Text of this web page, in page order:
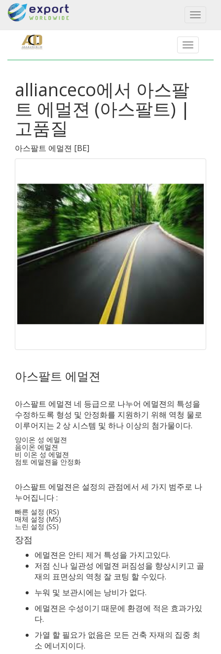
Toggle
allianceco에서 아스팔
트 에멀젼 (아스팔트) |
고품질
아스팔트 에멀젼 [BE]
아스팔트 에멀젼
아스팔트 에멀젼 네 등급으로 나누어 에멀젼의 특성을
수정하도록 형성 및 안정화를 지원하기 위해 역청 물로
이루어지는 2 상 시스템 및 하나 이상의 첨가물이다.
양이온 성 에멀젼
음이온 에멀젼
비 이온 성 에멀젼
점토 에멀젼을 안정화
아스팔트 에멀젼은 설정의 관점에서 세 가지 범주로 나
누어집니다 :
빠른 설정 (RS)
매체 설정 (MS)
느린 설정 (SS)
장점
에멀젼은 안티 제거 특성을 가지고있다.
저점 신나 일관성 에멀젼 퍼짐성을 향상시키고 골
재의 표면상의 역청 잘 코팅 할 수있다.
누워 및 보관시에는 낭비가 없다.
에멀젼은 수성이기 때문에 환경에 적은 효과가있
다.
가열 할 필요가 없음은 모든 건축 자재의 집중 최
소 에너지이다.